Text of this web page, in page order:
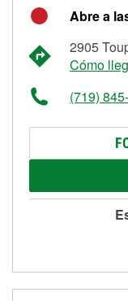
Abre a
2905
Cómo
(719)